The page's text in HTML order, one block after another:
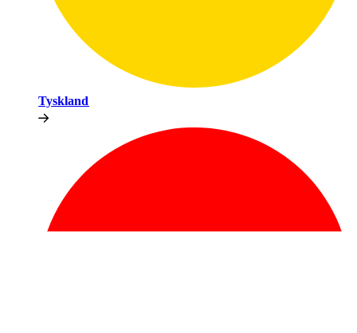
Tyskland​​